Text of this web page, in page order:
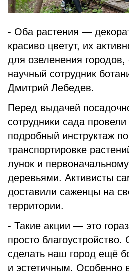
- Оба растения —
красиво цветут, их
для озеленения городов,
научный сотрудник
Дмитрий Лебедев.
Перед выдачей
сотрудники сада
подробный инструктаж
транспортировке
лунок и
деревьями. Активисты
доставили саженцы на
территории.
- Такие акции — это
просто
сделать наш город ещё
и эстетичным. Особенно